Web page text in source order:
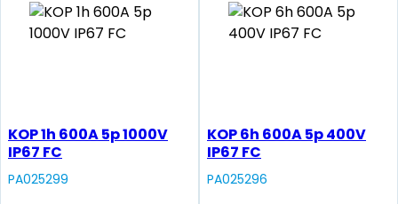
KOP 1h 600A 5p 1000V
IP67 FC
PA025299
KOP 6h 600A 5p 400V
IP67 FC
PA025296